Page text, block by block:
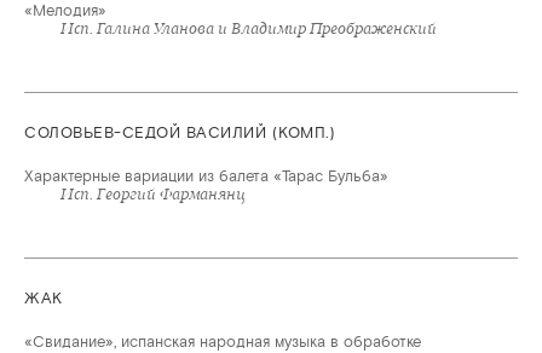
«Мелодия»
Исп. Галина Уланова и Владимир Преображенский
СОЛОВЬЕВ-СЕДОЙ ВАСИЛИЙ (КОМП.)
Характерные вариации из балета «Тарас Бульба»
Исп. Георгий Фарманянц
ЖАК
«Свидание», испанская народная музыка в обработке